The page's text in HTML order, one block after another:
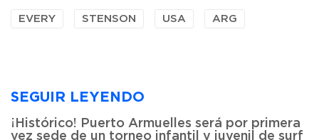
EVERY STENSON USA ARG
SEGUIR LEYENDO
¡Histórico! Puerto Armuelles será por primera
vez sede de un torneo infantil y juvenil de surf